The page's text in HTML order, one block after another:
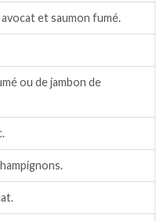
et saumon fumé.
ou de jambon de